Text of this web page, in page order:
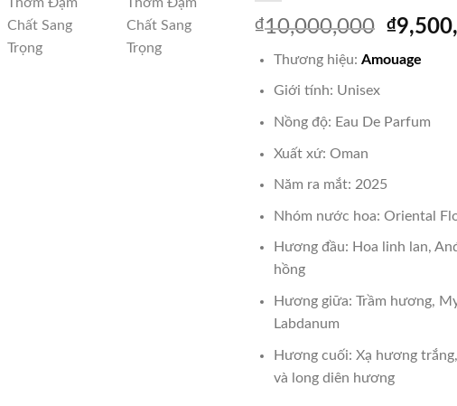
₫10,000,000 Giá
là:
₫
Thương hiệu: Amouage
Giới tính: Unisex
Nồng độ: Eau De Parfum
Xuất xứ: Oman
Năm ra mắt: 2025
Nhóm nước hoa: Oriental
Hương đầu: Hoa linh lan,
hồng
Hương giữa: Trầm hương,
Labdanum
Hương cuối: Xạ hương
và long diên hương